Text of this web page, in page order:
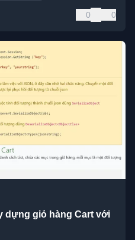
0 0
dựng giỏ hàng Cart với